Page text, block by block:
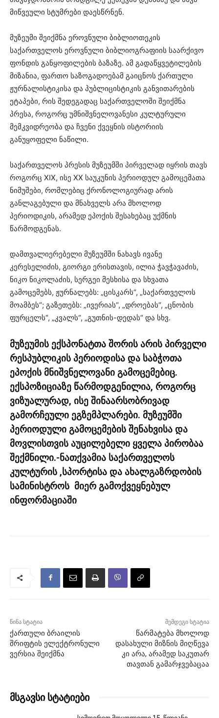
მიწვეული სტუმრები დაესწრნენ.
მუზეუმი შეიქმნა ეროვნული ბიბლიოთეკის
საქართველოს ეროვნული ბიბლიოგრაფიის საარქივო
ფონდის განყოფილების ბაზაზე. ამ გადაწყვეტილების
მიზანია, ფართო საზოგადოებამ გაიცნოს ქართული
ჟურნალისტიკისა და პუბლიცისტიკის განვითარების
ეტაპები, რის შედეგადაც საქართველოში შეიქმნა
პრესა, როგორც უმნიშვნელოვანესი კულტურული
მემკვიდრეობა და ჩვენი ქვეყნის ისტორიის
განუყოფელი ნაწილი.
საქართველოს პრესის მუზეუმში პირველად იყრის თავს
როგორც XIX, ისე XX საუკუნის პერიოდულ გამოცემათა
ნიმუშები, რომლებიც ქრონოლოგიურად არის
განლაგებული და მნახველს არა მხოლოდ
პერიოდიკის, არამედ ეპოქის შესახებაც უქმნის
წარმოდგენას.
დამთვალიერებელი მუზეუმში ნახავს ივანე
კერესელიძის, გიორგი ერისთავის, ილია ჭავჭავაძის,
ნიკო ნიკოლაძის, სერგეი მესხისა და სხვათა
გამოცემებს, ჟურნალებს: „ცისკარს“, „საქართველოს
მოამბეს“; გაზეთებს: „ივერიას“, „დროებას“, „ცნობის
ფურცელს“, „კვალს“, „გუთნის-დედას“ და სხვ.
მუზეუმის ექსპონატთა შორის არის პირველი
რესპუბლიკის პერიოდისა და საბჭოთა
ეპოქის მნიშვნელოვანი გამოცემებიც.
ექსპოზიციაზე წარმოდგენილია, როგორც
ვიზუალურად, ისე შინაარსობრივად
გამორჩეული ეგზემპლარები. მუზეუმში
პერიოდული გამოცემების შენახვისა და
მოვლისთვის აუცილებელი ყველა პირობაა
შექმნილი.-ნათქვამია საქართველოს
კულტურის ,სპორტისა და ახალგაზრდობის
სამინისტროს მიერ გამოქვეყნებულ
ინფორმაციაში
წინა სტატია
ქართული ბრაილის
შრიფტის ელექტრონული
ვერსია შეიქმნა
შემდეგი სტატია
წარმატება მხოლოდ
დასახული მიზნის მიღწევა
კი არა, არამედ საკუთარ
თავთან გამარჯვებაცაა
მსგავსი სტატიები